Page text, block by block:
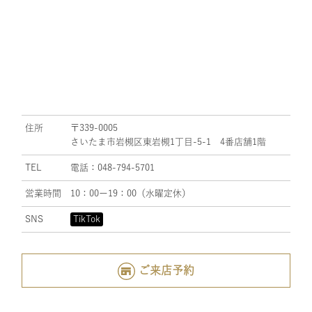
住所
〒339-0005
さいたま市岩槻区東岩槻1丁目-5-1 4番店舗1階
TEL 電話：048-794-5701
営業時間 10：00ー19：00（水曜定休）
SNS TikTok
ご来店予約